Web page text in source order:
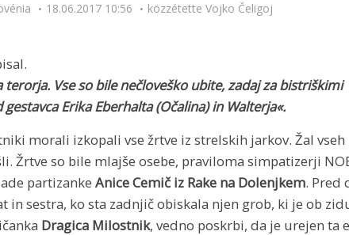
18.06.2017 10:56 közzétette Vojko Čeligoj
Vse so bile nečloveško ubite, zadaj za bistriškimi
Erika Eberhalta (Očalina) in Walterja«.
morali izkopali vse žrtve iz strelskih jarkov. Žal vseh
Žrtve so bile mlajše osebe, praviloma simpatizerji
partizanke Anice Cemič iz Rake na Dolenjkem. Pred
in sestra, ko sta zadnjič obiskala njen grob, ki je ob
Dragica Milostnik, vedno poskrbi, da je urejen ta